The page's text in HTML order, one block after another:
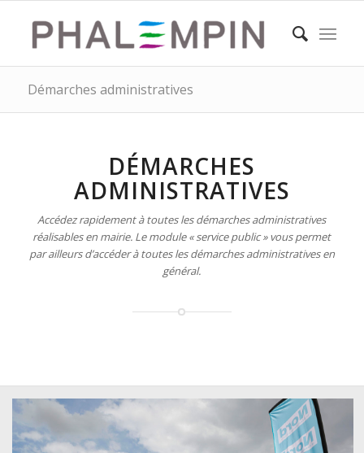
Démarches administratives
DÉMARCHES
ADMINISTRATIVES
Accédez rapidement à toutes les démarches administratives
réalisables en mairie. Le module « service public » vous permet
par ailleurs d’accéder à toutes les démarches administratives en
général.